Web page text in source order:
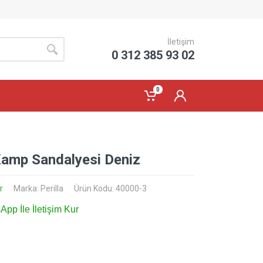
İletişim
0 312 385 93 02
0
Sandalyesi Deniz
Marka: Perilla Ürün Kodu: 40000-3
İle İletişim Kur